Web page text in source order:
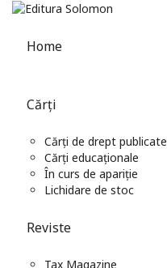
Home
Cărți
Cărți de drept publicate
Cărți educaționale
În curs de apariție
Lichidare de stoc
Reviste
Tax Magazine